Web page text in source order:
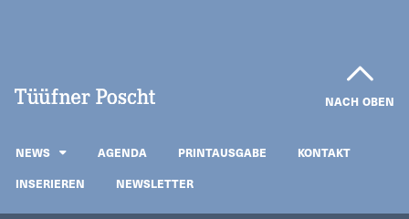
NACH OBEN
NEWS AGENDA PRINTAUSGABE
KONTAKT
INSERIEREN
NEWSLETTER